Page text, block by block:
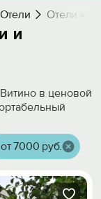
Отели Отели
и
в ценовой
от 7000 руб.